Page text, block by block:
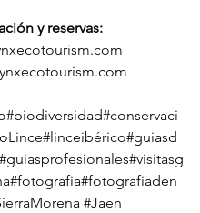
y reservas:
#biodiversidad#conservaci
#linceibérico#guiasd
#guiasprofesionales#visitasg
#fotografia#fotografiaden
#Jaen